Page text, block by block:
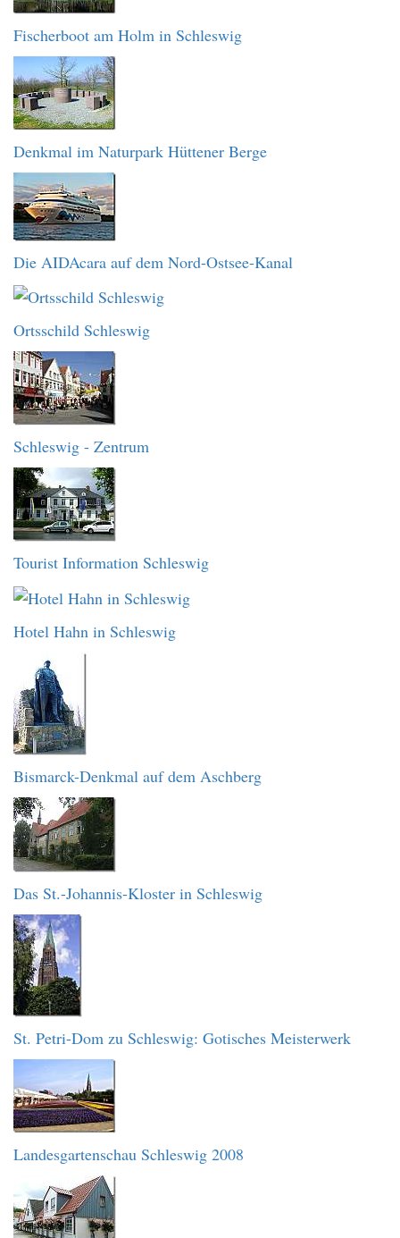
Fischerboot am Holm in Schleswig
Denkmal im Naturpark Hüttener Berge
Die AIDAcara auf dem Nord-Ostsee-Kanal
Ortsschild Schleswig
Schleswig - Zentrum
Tourist Information Schleswig
Hotel Hahn in Schleswig
Bismarck-Denkmal auf dem Aschberg
Das St.-Johannis-Kloster in Schleswig
St. Petri-Dom zu Schleswig: Gotisches Meisterwerk
Landesgartenschau Schleswig 2008